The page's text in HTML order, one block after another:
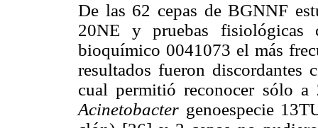
De las 62 cepas de BGNNF
20NE y pruebas
bioquímico 0041073 el más
resultados fueron
cual permitió reconocer sólo
Acinetobacter genoespecie